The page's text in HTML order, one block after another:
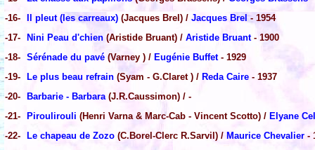
-16- Il pleut (les carreaux) (Jacques Brel) / Jacques Brel - 1954
-17- Nini Peau d'chien (Aristide Bruant) / Aristide Bruant- 1900
-18- Sérénade du pavé (Varney ) / Eugénie Buffet- 1929
-19- Le plus beau refrain (Syam - G.Claret ) / Reda Caire - 1937
-20- Barbarie - Barbara (J.R.Caussimon) / -
-21- Piroulirouli (Henri Varna & Marc-Cab - Vincent Scotto) / Elyane
-22- Le chapeau de Zozo (C.Borel-Clerc R.Sarvil) / Maurice Chevalier -